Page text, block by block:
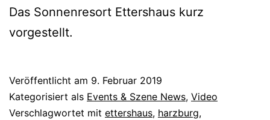
Das Sonnenresort Ettershaus kurz
vorgestellt.
Veröffentlicht am 9. Februar 2019
Kategorisiert als Events & Szene News, Video
Verschlagwortet mit ettershaus, harzburg,